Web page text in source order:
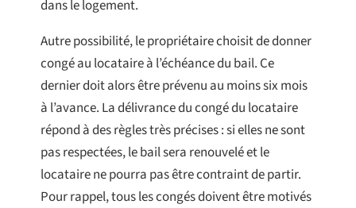
dans le logement.
Autre possibilité, le propriétaire choisit de donner
congé au locataire à l’échéance du bail. Ce
dernier doit alors être prévenu au moins six mois
à l’avance. La délivrance du congé du locataire
répond à des règles très précises : si elles ne sont
pas respectées, le bail sera renouvelé et le
locataire ne pourra pas être contraint de partir.
Pour rappel, tous les congés doivent être motivés